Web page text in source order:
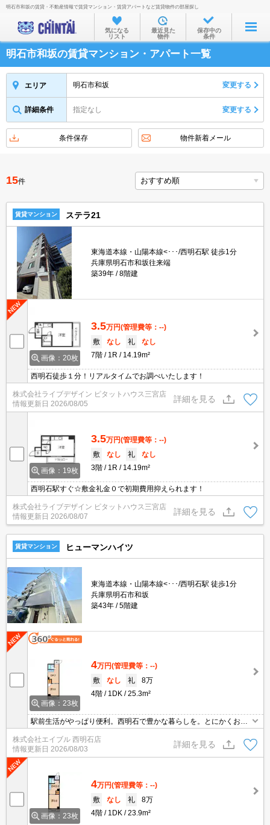
お部屋を探す
沿線・駅から
住所から
物件特集から
不動産会社から
TOP
明石市和坂の賃貸・不動産情報で賃貸マンション・賃貸アパートなど賃貸物件の部屋探し
気になる
リスト
最近見た
物件
保存中の
条件
明石市和坂の賃貸マンション・アパート一覧
エリア 明石市和坂 変更する
詳細条件 指定なし 変更する
条件保存 物件新着メール
15件
賃貸マンション ステラ21
東海道本線・山陽本線<･･･/西明石駅 徒歩1分
兵庫県明石市和坂往来端
築39年
8階建
画像：20枚
3.5万円(管理費等：--)
敷
なし 礼
なし
7階
1R 14.19m²
西明石徒歩１分！リアルタイムでお調べいたします！
株式会社ライブデザイン ピタットハウス三宮店
情報更新日 2026/08/05
詳細を見る
画像：19枚
3.5万円(管理費等：--)
敷
なし 礼
なし
3階
1R 14.19m²
西明石駅すぐ☆敷金礼金０で初期費用抑えられます！
株式会社ライブデザイン ピタットハウス三宮店
情報更新日 2026/08/07
詳細を見る
賃貸マンション ヒューマンハイツ
東海道本線・山陽本線<･･･/西明石駅 徒歩1分
兵庫県明石市和坂
築43年
5階建
画像：23枚
4万円(管理費等：--)
敷
なし 礼
8万
4階
1DK 25.3m²
駅前生活がやっぱり便利。西明石で豊かな暮らしを。とにかくお家
すね。安心のRC造。最上階。
株式会社エイブル 西明石店
情報更新日 2026/08/03
詳細を見る
画像：23枚
4万円(管理費等：--)
敷
なし 礼
8万
4階
1DK 23.9m²